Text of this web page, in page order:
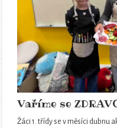
Vaříme se
Žáci 1. třídy se v měsíci dubnu